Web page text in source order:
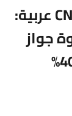
رئيس شركة Arton Capital لـ CNBC عربية:
جواز